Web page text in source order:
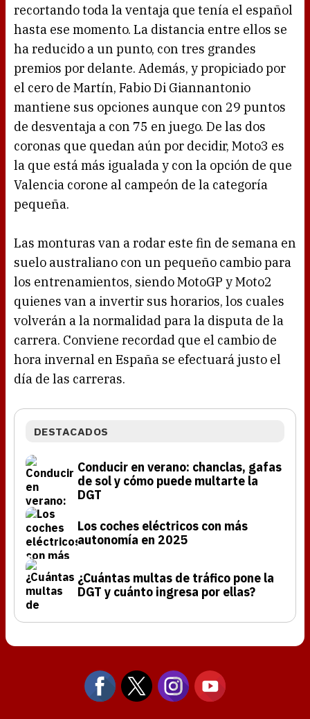
recortando toda la ventaja que tenía el español
hasta ese momento. La distancia entre ellos se
ha reducido a un punto, con tres grandes
premios por delante. Además, y propiciado por
el cero de Martín, Fabio Di Giannantonio
mantiene sus opciones aunque con 29 puntos
de desventaja a con 75 en juego. De las dos
coronas que quedan aún por decidir, Moto3 es
la que está más igualada y con la opción de que
Valencia corone al campeón de la categoría
pequeña.
Las monturas van a rodar este fin de semana en
suelo australiano con un pequeño cambio para
los entrenamientos, siendo MotoGP y Moto2
quienes van a invertir sus horarios, los cuales
volverán a la normalidad para la disputa de la
carrera. Conviene recordad que el cambio de
hora invernal en España se efectuará justo el
día de las carreras.
DESTACADOS
Conducir en verano: chanclas, gafas
de sol y cómo puede multarte la
DGT
Los coches eléctricos con más
autonomía en 2025
¿Cuántas multas de tráfico pone la
DGT y cuánto ingresa por ellas?